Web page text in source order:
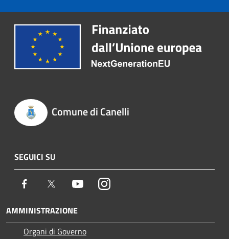
Comune di Canelli
SEGUICI SU
Facebook Twitter YoutubeInstagram
AMMINISTRAZIONE
Organi di Governo